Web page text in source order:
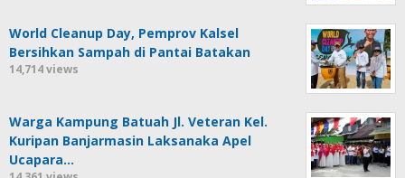
World Cleanup Day, Pemprov Kalsel
Bersihkan Sampah di Pantai Batakan
14,714 views
Warga Kampung Batuah Jl. Veteran Kel.
Kuripan Banjarmasin Laksanaka Apel
Ucapara…